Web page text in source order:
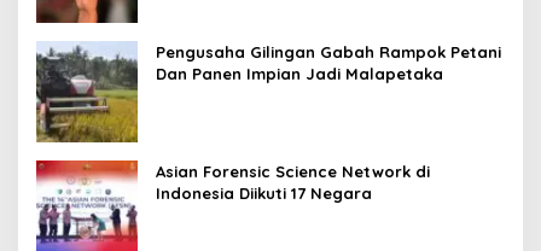
Pengusaha Gilingan Gabah Rampok Petani
Dan Panen Impian Jadi Malapetaka
Asian Forensic Science Network di
Indonesia Diikuti 17 Negara